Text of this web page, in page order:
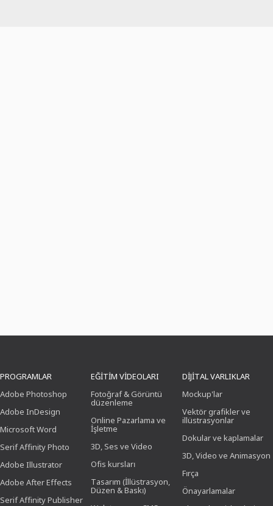
PROGRAMLAR
Adobe Photoshop
Adobe InDesign
Microsoft Word
Serif Affinity Photo
Adobe Illustrator
Adobe After Effects
Serif Affinity Publisher
EĞITIM VIDEOLARI
Fotoğraf & Görüntü
düzenleme
Online Pazarlama ve
İşletme
3D, Ses ve Video
Ofis kursları
Tasarım (İllüstrasyon,
Düzen & Baskı)
DIJITAL VARLIKLAR
Mockup'lar
Vektör grafikler ve
illüstrasyonlar
Dokular ve kaplamalar
3D, Video ve Animasyon
Fırça
Önayarlamalar